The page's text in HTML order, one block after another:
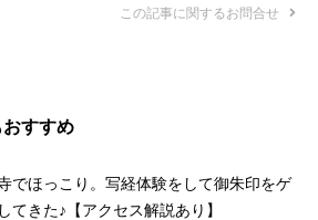
この記事に関するお問合せ
すすめ
でほっこり。写経体験をして御朱印をゲ
てきた♪【アクセス解説あり】